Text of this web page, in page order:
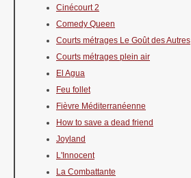
Cinécourt 2
Comedy Queen
Courts métrages Le Goût des Autres
Courts métrages plein air
El Agua
Feu follet
Fièvre Méditerranéenne
How to save a dead friend
Joyland
L'Innocent
La Combattante